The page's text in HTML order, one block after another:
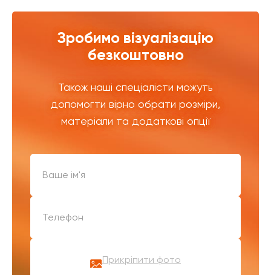
Зробимо візуалізацію
безкоштовно
Також наші спеціалісти можуть
допомогти вірно обрати розміри,
матеріали та додаткові опції
Прикріпити фото